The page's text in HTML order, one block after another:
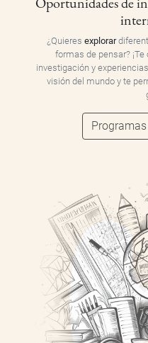
¿Quieres explorar
formas de pensar?
investigación y
visión del mundo y te